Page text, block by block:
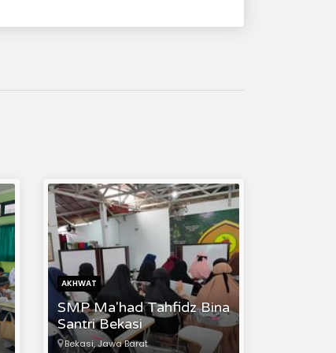
AKHWAT
SMP Ma'had Tahfidz Bina
Santri Bekasi
Bekasi, Jawa Barat